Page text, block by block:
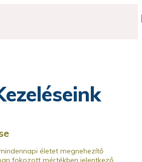
életet megnehezítő
fokozott mértékben jelentkező